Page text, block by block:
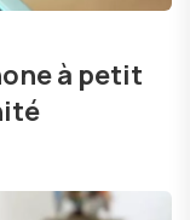
à petit